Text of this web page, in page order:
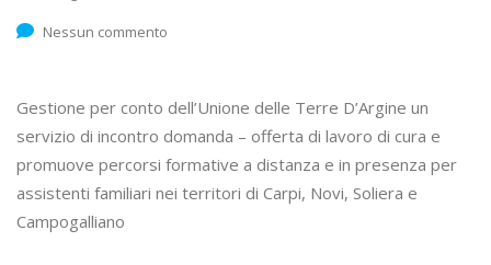
Nessun commento
Gestione per conto dell’Unione delle Terre D’Argine un
servizio di incontro domanda – offerta di lavoro di cura e
promuove percorsi formative a distanza e in presenza per
assistenti familiari nei territori di Carpi, Novi, Soliera e
Campogalliano